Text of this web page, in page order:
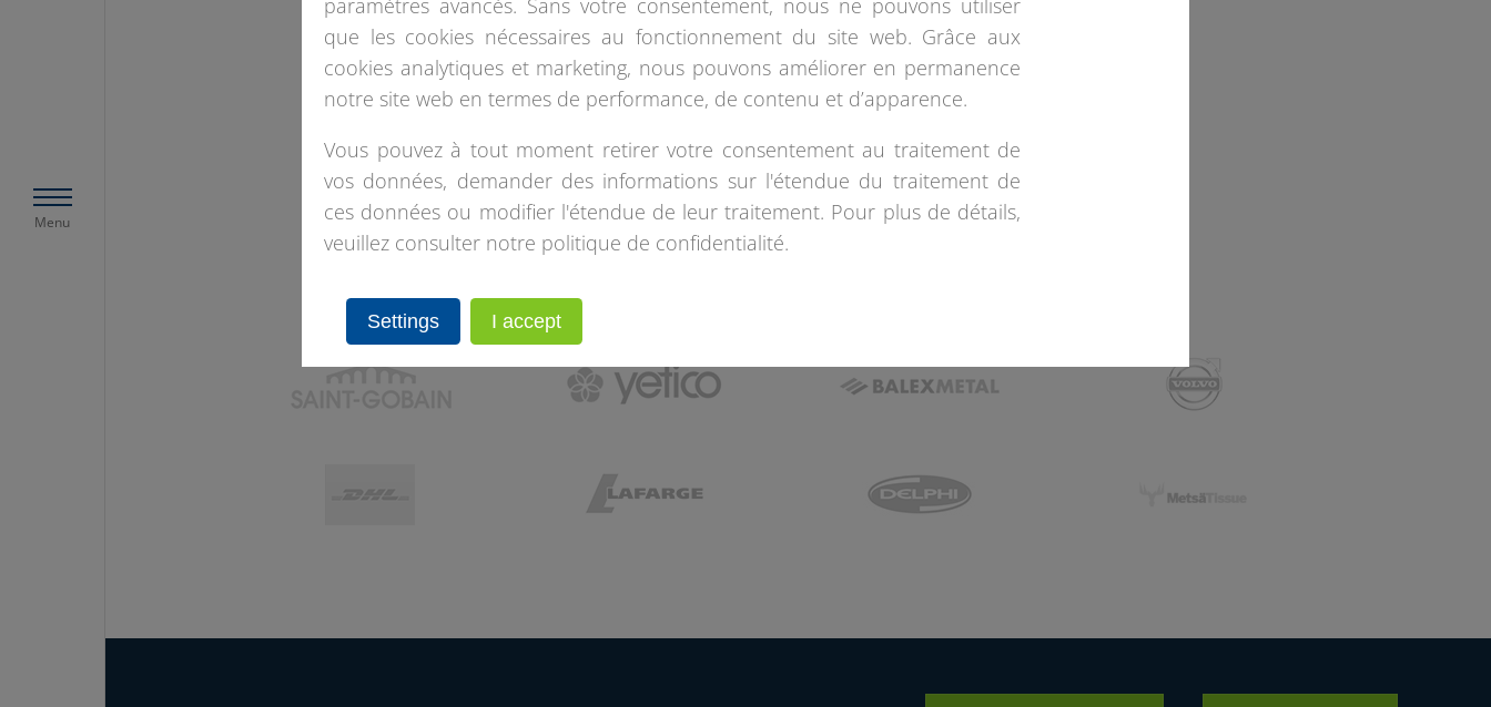
Menu ILS NOUS ONT FAIT CONFIANCE
Nos clients
que les cookies nécessaires au fonctionnement du site web. Grâce aux
cookies analytiques et marketing, nous pouvons améliorer en permanence
notre site web en termes de performance, de contenu et d’apparence.
Vous pouvez à tout moment retirer votre consentement au traitement de
vos données, demander des informations sur l'étendue du traitement de
ces données ou modifier l'étendue de leur traitement. Pour plus de détails,
veuillez consulter notre politique de confidentialité.
Settings I accept